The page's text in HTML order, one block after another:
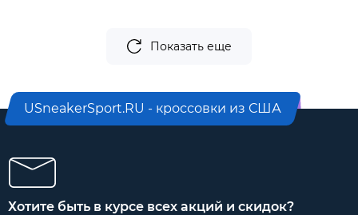
Показать еще
USneakerSport.RU - кроссовки из США
Хотите быть в курсе всех акций и скидок?